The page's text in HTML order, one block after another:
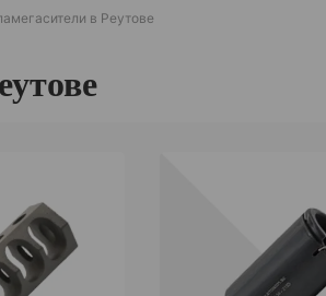
в Реутове